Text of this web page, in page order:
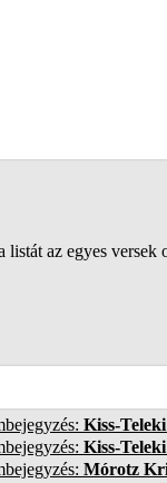
az egyes versek
Kiss-
Kiss-
Mórotz